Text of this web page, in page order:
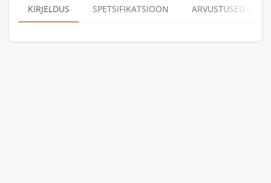
KIRJELDUS SPETSIFIKATSIOON ARVUSTUSED (0)